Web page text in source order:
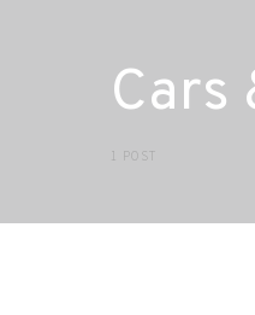
Cars
1 POST